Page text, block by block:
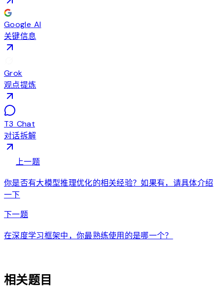
Google AI
关键信息
Grok
观点提炼
T3 Chat
对话拆解
上一题
你是否有大模型推理优化的相关经验？如果有，请具体介绍
一下
下一题arrow_forward
在深度学习框架中，你最熟练使用的是哪一个？
相关题目